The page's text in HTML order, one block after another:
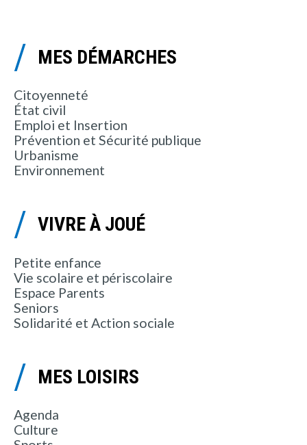
MES DÉMARCHES
Citoyenneté
État civil
Emploi et Insertion
Prévention et Sécurité publique
Urbanisme
Environnement
VIVRE À JOUÉ
Petite enfance
Vie scolaire et périscolaire
Espace Parents
Seniors
Solidarité et Action sociale
MES LOISIRS
Agenda
Culture